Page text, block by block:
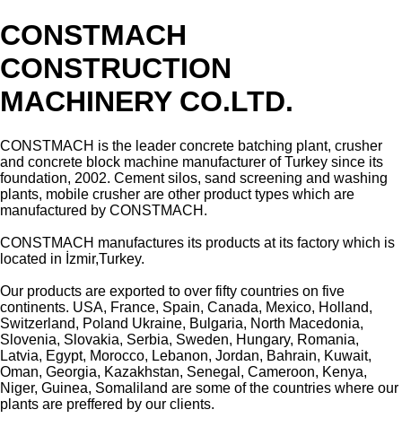
CONSTMACH
CONSTRUCTION
MACHINERY CO.LTD.
CONSTMACH is the leader concrete batching plant, crusher
and concrete block machine manufacturer of Turkey since its
foundation, 2002. Cement silos, sand screening and washing
plants, mobile crusher are other product types which are
manufactured by CONSTMACH.
CONSTMACH manufactures its products at its factory which is
located in İzmir,Turkey.
Our products are exported to over fifty countries on five
continents. USA, France, Spain, Canada, Mexico, Holland,
Switzerland, Poland Ukraine, Bulgaria, North Macedonia,
Slovenia, Slovakia, Serbia, Sweden, Hungary, Romania,
Latvia, Egypt, Morocco, Lebanon, Jordan, Bahrain, Kuwait,
Oman, Georgia, Kazakhstan, Senegal, Cameroon, Kenya,
Niger, Guinea, Somaliland are some of the countries where our
plants are preffered by our clients.